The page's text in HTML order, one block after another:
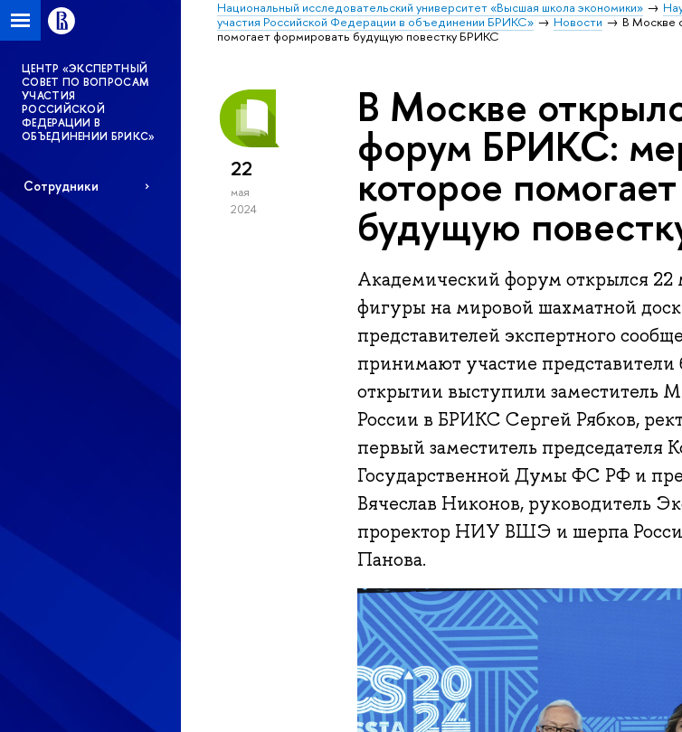
Национальный исследовательский университет «Высшая школа экономики»
участия Российской Федерации в объединении БРИКС»
Новости
В Москве
помогает формировать будущую повестку БРИКС
ЦЕНТР «ЭКСПЕРТНЫЙ
СОВЕТ ПО ВОПРОСАМ
УЧАСТИЯ
РОССИЙСКОЙ
ФЕДЕРАЦИИ В
ОБЪЕДИНЕНИИ БРИКС»
Сотрудники
22
мая
2024
В Москве
форум БРИКС:
которое
будущую
Академический форум открылся
фигуры на мировой шахматной
представителей экспертного
принимают участие представители
открытии выступили заместитель
России в БРИКС Сергей Рябков,
первый заместитель
Государственной Думы ФС РФ и
Вячеслав Никонов, руководитель
проректор НИУ ВШЭ и шерпа
Панова.